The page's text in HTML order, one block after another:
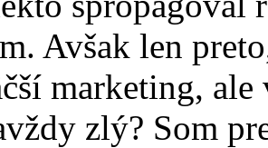
Avšak len
marketing,
zlý? Som